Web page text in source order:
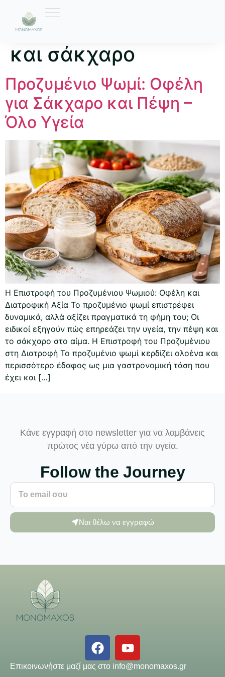
Ετικέτα:
και σάκχαρο
Προζυμένιο Ψωμί: Οφέλη
για Σάκχαρο και Πέψη –
Όλο Υγεία
Η Επιστροφή του Προζυμένιου Ψωμιού: Οφέλη και
Διατροφική Αξία Το προζυμένιο ψωμί επιστρέφει
δυναμικά, αλλά αξίζει πραγματικά τη φήμη του; Οι
ειδικοί εξηγούν πώς επηρεάζει την υγεία, την πέψη και
το σάκχαρο στο αίμα. Η Επιστροφή του Προζυμένιου
στη Διατροφή Το προζυμένιο ψωμί κερδίζει ολοένα και
περισσότερο έδαφος ως μια γαστρονομική τάση που
έχει και […]
Κάνε εγγραφή στο newsletter για να λαμβάνεις
πρώτος νέα γύρω από την υγεία.
Follow the Journey
Ναι θέλω να εγγραφώ
Επικοινωνήστε μαζί μας στο info@monomaxos.gr